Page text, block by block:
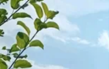
Cupones
Sobre nosotros
Tienda